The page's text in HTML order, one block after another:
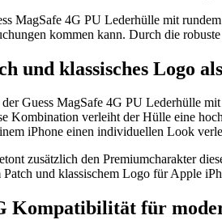
MagSafe 4G PU Lederhülle mit
kommen kann. Durch die
und klassisches Logo
Guess MagSafe 4G PU Lederhülle
Kombination verleiht der Hülle eine
iPhone einen individuellen Look
zusätzlich den Premiumcharakter
und klassischem Logo für Apple
Kompatibilität für